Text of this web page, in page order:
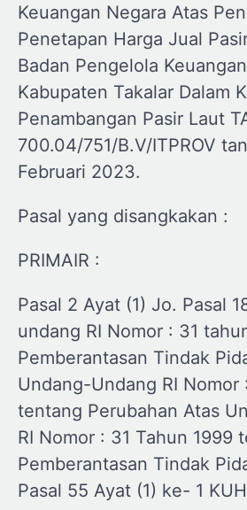
Keuangan Negara Atas
Penetapan Harga Jual
Badan Pengelola
Kabupaten Takalar Dalam
Penambangan Pasir Laut
700.04/751/B.V/ITPROV
Februari 2023.
Pasal yang disangkakan :
PRIMAIR :
Pasal 2 Ayat (1) Jo. Pasal
undang RI Nomor : 31
Pemberantasan Tindak
Undang-Undang RI
tentang Perubahan Atas
RI Nomor : 31 Tahun 1999
Pemberantasan Tindak
Pasal 55 Ayat (1) ke- 1